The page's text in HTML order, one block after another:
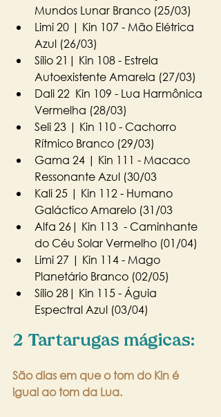
Mundos Lunar Branco (25/03)
Limi 20 | Kin 107 - Mão Elétrica
Azul (26/03)
Sílio 21| Kin 108 - Estrela
Autoexistente Amarela (27/03)
Dali 22  Kin 109 - Lua Harmônica
Vermelha (28/03)
Seli 23 | Kin 110 - Cachorro
Rítmico Branco (29/03)
Gama 24 | Kin 111 - Macaco
Ressonante Azul (30/03
Kali 25 | Kin 112 - Humano
Galáctico Amarelo (31/03
Alfa 26| Kin 113  - Caminhante
do Céu Solar Vermelho (01/04)
Limi 27 | Kin 114 - Mago
Planetário Branco (02/05)
Sílio 28| Kin 115 - Águia
Espectral Azul (03/04)
2 Tartarugas mágicas:
São dias em que o tom do Kin é
igual ao tom da Lua.